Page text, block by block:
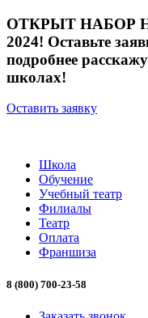
ОТКРЫТ НАБОР
2024! Оставьте
подробнее
школах!
Оставить заявку
Школа
Обучение
Учебный театр
Филиалы
Театр
Оплата
Франшиза
8 (800) 700-23-58